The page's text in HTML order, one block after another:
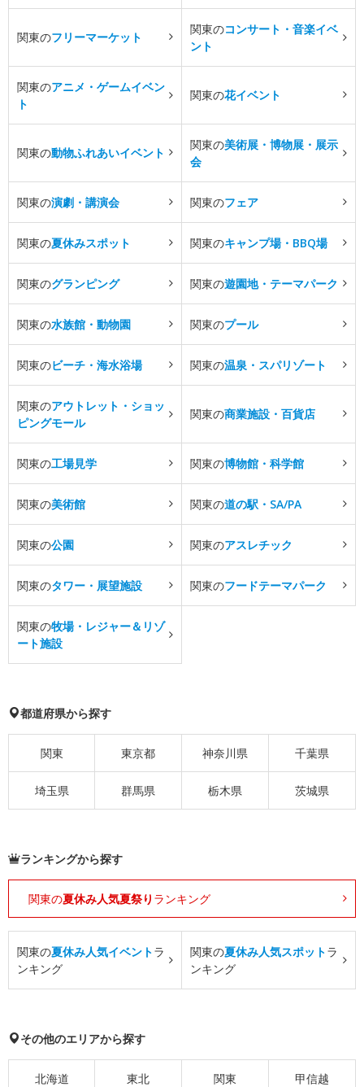
関東のフリーマーケット
関東のコンサート・音楽イベ
ント
関東のアニメ・ゲームイベン
ト
関東の花イベント
関東の動物ふれあいイベント
関東の美術展・博物展・展示
会
関東の演劇・講演会 関東のフェア
関東の夏休みスポット 関東のキャンプ場・BBQ場
関東のグランピング 関東の遊園地・テーマパーク
関東の水族館・動物園 関東のプール
関東のビーチ・海水浴場 関東の温泉・スパリゾート
関東のアウトレット・ショッ
ピングモール
関東の商業施設・百貨店
関東の工場見学 関東の博物館・科学館
関東の美術館 関東の道の駅・SA/PA
関東の公園 関東のアスレチック
関東のタワー・展望施設 関東のフードテーマパーク
関東の牧場・レジャー＆リゾ
ート施設
都道府県から探す
関東 東京都 神奈川県 千葉県
埼玉県 群馬県 栃木県 茨城県
ランキングから探す
関東の夏休み人気夏祭り ランキング
関東の夏休み人気イベントラ
ンキング
関東の夏休み人気スポットラ
ンキング
その他のエリアから探す
北海道 東北 関東 甲信越